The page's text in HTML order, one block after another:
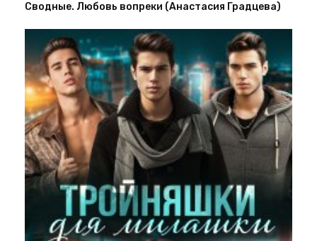
Сводные. Любовь вопреки (Анастасия Градцева)